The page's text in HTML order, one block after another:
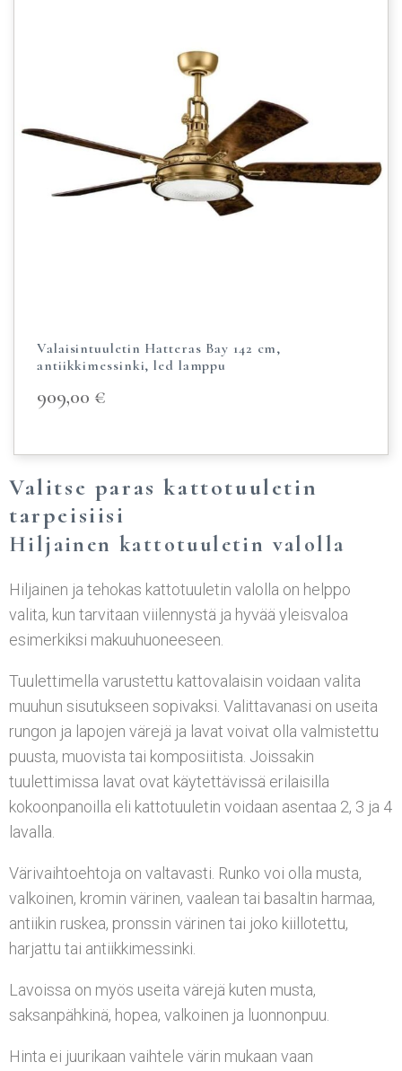
Valaisintuuletin Hatteras Bay 142 cm,
antiikkimessinki, led lamppu
909,00 €
Valitse paras kattotuuletin
tarpeisiisi
Hiljainen kattotuuletin valolla
Hiljainen ja tehokas kattotuuletin valolla on helppo
valita, kun tarvitaan viilennystä ja hyvää yleisvaloa
esimerkiksi makuuhuoneeseen.
Tuulettimella varustettu kattovalaisin voidaan valita
muuhun sisutukseen sopivaksi. Valittavanasi on useita
rungon ja lapojen värejä ja lavat voivat olla valmistettu
puusta, muovista tai komposiitista. Joissakin
tuulettimissa lavat ovat käytettävissä erilaisilla
kokoonpanoilla eli kattotuuletin voidaan asentaa 2, 3 ja 4
lavalla.
Värivaihtoehtoja on valtavasti. Runko voi olla musta,
valkoinen, kromin värinen, vaalean tai basaltin harmaa,
antiikin ruskea, pronssin värinen tai joko kiillotettu,
harjattu tai antiikkimessinki.
Lavoissa on myös useita värejä kuten musta,
saksanpähkinä, hopea, valkoinen ja luonnonpuu.
Hinta ei juurikaan vaihtele värin mukaan vaan